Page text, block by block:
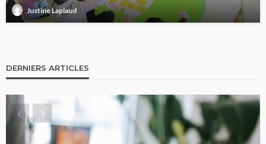
Justine Laplaud
DERNIERS ARTICLES